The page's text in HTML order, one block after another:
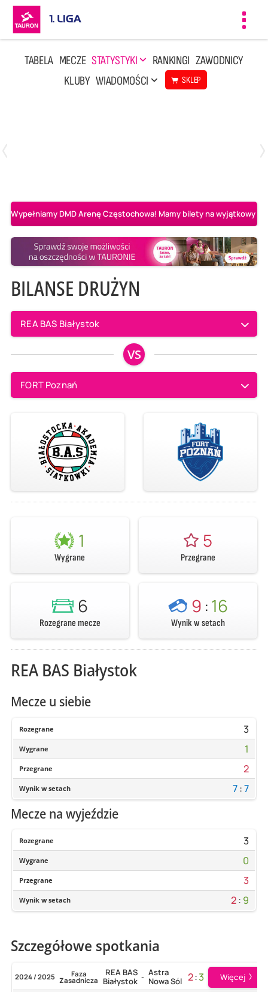
TABELA MECZE STATYSTYKI RANKINGI ZAWODNICY
KLUBY WIADOMOŚCI SKLEP
Wypełniamy DMD Arenę Częstochowa! Mamy bilety na wyjątkowy
BILANSE DRUŻYN
REA BAS Białystok
VS
FORT Poznań
1
Wygrane
5
Przegrane
6
Rozegrane mecze
9 :16
Wynik w setach
REA BAS Białystok
Mecze u siebie
Rozegrane 3
Wygrane 1
Przegrane 2
Wynik w setach 7:7
Mecze na wyjeździe
Rozegrane 3
Wygrane 0
Przegrane 3
Wynik w setach 2: 9
Szczegółowe spotkania
2024 / 2025 Faza
Zasadnicza
REA BAS
Białystok - Astra
Nowa Sól 2:3 Więcej